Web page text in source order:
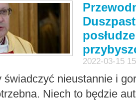
2022-03-15
świadczyć nieustannie i
Niech to będzie